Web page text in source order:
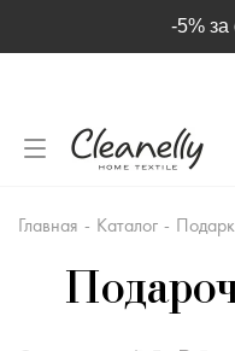
-5% за
Главная - Каталог -